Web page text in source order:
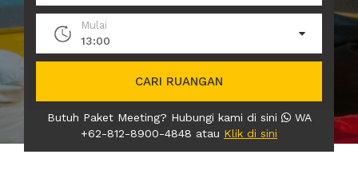
Mulai
13:00
CARI RUANGAN
Butuh Paket Meeting? Hubungi kami di sini
WA
+62-812-8900-4848 atau Klik di sini